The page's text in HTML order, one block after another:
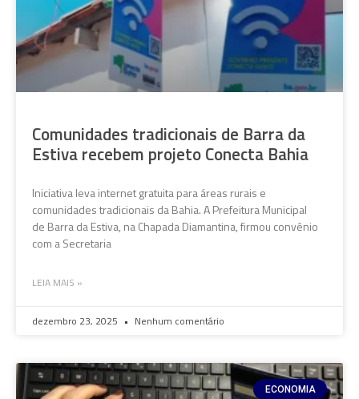
Comunidades tradicionais de Barra da
Estiva recebem projeto Conecta Bahia
Iniciativa leva internet gratuita para áreas rurais e
comunidades tradicionais da Bahia. A Prefeitura Municipal
de Barra da Estiva, na Chapada Diamantina, firmou convênio
com a Secretaria
LEIA MAIS »
dezembro 23, 2025 Nenhum comentário
ECONOMIA